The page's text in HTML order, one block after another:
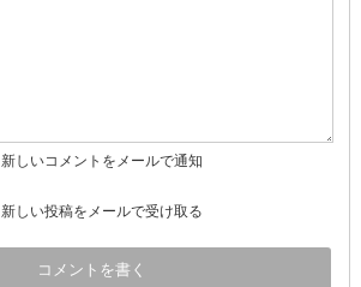
新しいコメントをメールで通知
新しい投稿をメールで受け取る